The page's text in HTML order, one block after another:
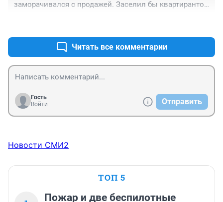
заморачивался с продажей. Заселил бы квартирантов
Читать все комментарии
Гость
Войти
Отправить
Новости СМИ2
ТОП 5
Пожар и две беспилотные